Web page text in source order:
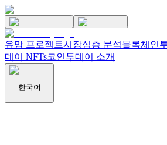
유망 프로젝트시장심층 분석블록체인
데이 NFTs코인투데이 소개
한국어